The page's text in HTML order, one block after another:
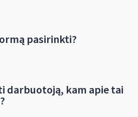
pasirinkti?
darbuotoją, kam apie tai